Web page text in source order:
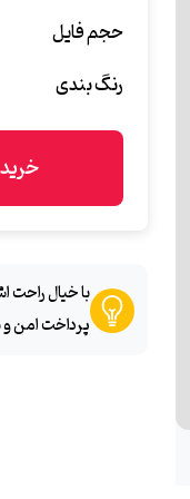
حجم فایل
رنگ بندی
خرید و
با خیال راحت
پرداخت امن